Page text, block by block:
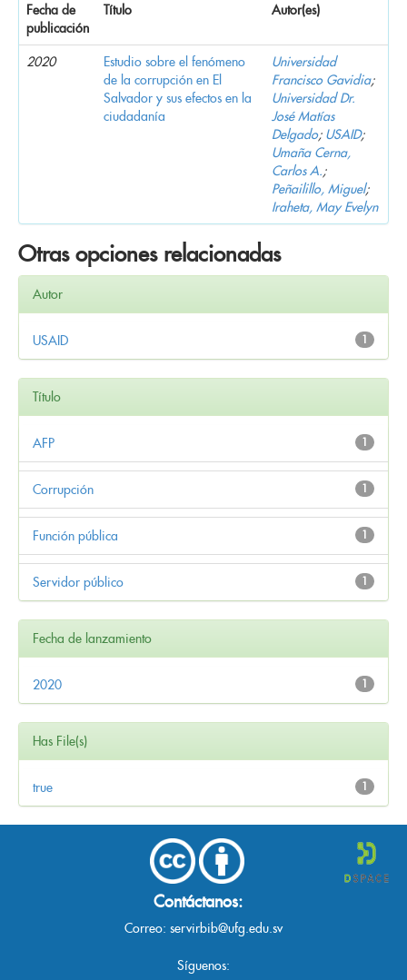
Fecha de
publicación
Título Autor(es)
2020
Estudio sobre el fenómeno
de la corrupción en El
Salvador y sus efectos en la
ciudadanía
Universidad
Francisco Gavidia;
Universidad Dr.
José Matías
Delgado; USAID;
Umaña Cerna,
Carlos A.;
Peñailillo, Miguel;
Iraheta, May Evelyn
Otras opciones relacionadas
Autor
1
USAID
Título
1
AFP
1
Corrupción
1
Función pública
1
Servidor público
Fecha de lanzamiento
1
2020
Has File(s)
1
true
Contáctanos:
Correo: servirbib@ufg.edu.sv
Síguenos: